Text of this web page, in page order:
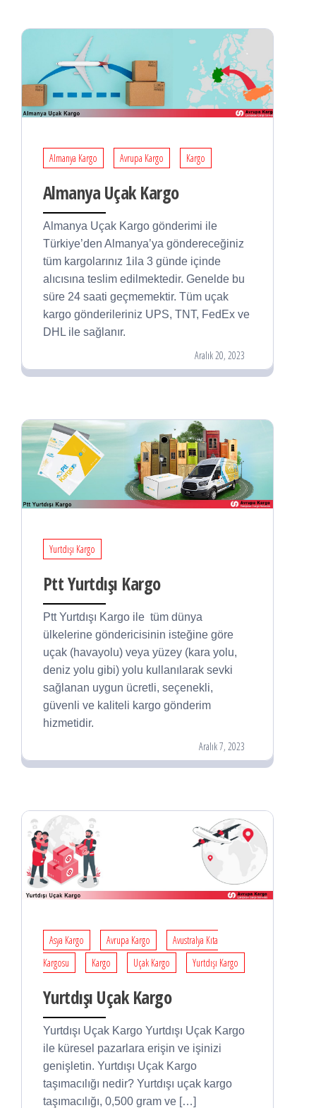
Almanya Kargo Avrupa Kargo Kargo
Almanya Uçak Kargo
Almanya Uçak Kargo gönderimi ile
Türkiye’den Almanya’ya göndereceğiniz
tüm kargolarınız 1ila 3 günde içinde
alıcısına teslim edilmektedir. Genelde bu
süre 24 saati geçmemektir. Tüm uçak
kargo gönderileriniz UPS, TNT, FedEx ve
DHL ile sağlanır.
Aralık 20, 2023
Yurtdışı Kargo
Ptt Yurtdışı Kargo
Ptt Yurtdışı Kargo ile tüm dünya
ülkelerine göndericisinin isteğine göre
uçak (havayolu) veya yüzey (kara yolu,
deniz yolu gibi) yolu kullanılarak sevki
sağlanan uygun ücretli, seçenekli,
güvenli ve kaliteli kargo gönderim
hizmetidir.
Aralık 7, 2023
Asya Kargo Avrupa Kargo
Avustralya Kıta
Kargosu
Kargo Uçak Kargo Yurtdışı Kargo
Yurtdışı Uçak Kargo
Yurtdışı Uçak Kargo Yurtdışı Uçak Kargo
ile küresel pazarlara erişin ve işinizi
genişletin. Yurtdışı Uçak Kargo
taşımacılığı nedir? Yurtdışı uçak kargo
taşımacılığı, 0,500 gram ve […]